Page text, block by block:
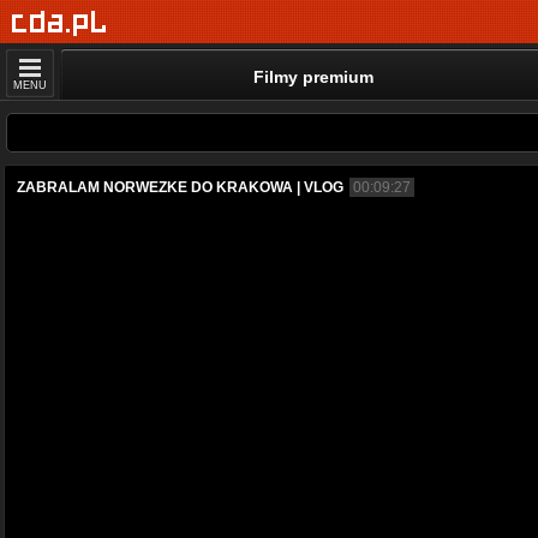
MENU Filmy premium
ZABRALAM NORWEZKE DO KRAKOWA | VLOG 00:09:27